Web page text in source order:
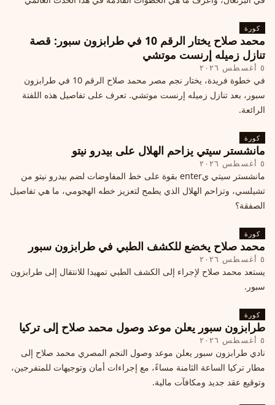
كورة
محمد صلاح يختار الرقم 10 في طرابزون سبور: قصة
تنازل زميله إرنست موتشي
٥ أغسطس ٢٠٢٦
في خطوة فريدة، يختار نجم مصر محمد صلاح الرقم 10 في طرابزون
سبور، بعد تنازل زميله إرنست موتشي. تعرف على تفاصيل هذه اللفتة
الرائعة.
كورة
مانشستر سيتي يزاحم الهلال على بيدرو نيتو
٥ أغسطس ٢٠٢٦
مانشستر سيتي يenter بقوة على خط المفاوضات لضم بيدرو نيتو من
تشيلسي، وتزاحم الهلال الذي يطمح لتعزيز خطه الهجومي، ما هي تفاصيل
الصفقة؟
كورة
محمد صلاح يخضع للكشف الطبي في طرابزون سبور
٥ أغسطس ٢٠٢٦
يستعد محمد صلاح لإجراء إلى الكشف الطبي تمهيدا للانتقال إلى طرابزون
سبور.
كورة
طرابزون سبور يعلن موعد وصول محمد صلاح إلى تركيا
٥ أغسطس ٢٠٢٦
نادي طرابزون سبور يعلن موعد وصول النجم المصري محمد صلاح إلى
مطار تركيا الساعة الثامنة مساءً، مع إجراءات أمان وتوجيهات للمتفرجين،
وتوقيع عقد جديد ومكافآت مالية.